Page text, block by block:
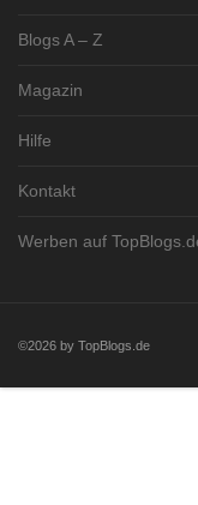
Blogs A – Z
Magazin
Hilfe
Kontakt
Werben auf
©2026 by TopBlogs.de